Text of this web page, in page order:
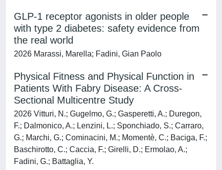
GLP-1 receptor agonists in older people
with type 2 diabetes: safety evidence from
the real world
2026 Marassi, Marella; Fadini, Gian Paolo
Physical Fitness and Physical Function in
Patients With Fabry Disease: A Cross-
Sectional Multicentre Study
2026 Vitturi, N.; Gugelmo, G.; Gasperetti, A.; Duregon,
F.; Dalmonico, A.; Lenzini, L.; Sponchiado, S.; Carraro,
G.; Marchi, G.; Cominacini, M.; Momentè, C.; Baciga, F.;
Baschirotto, C.; Caccia, F.; Girelli, D.; Ermolao, A.;
Fadini, G.; Battaglia, Y.